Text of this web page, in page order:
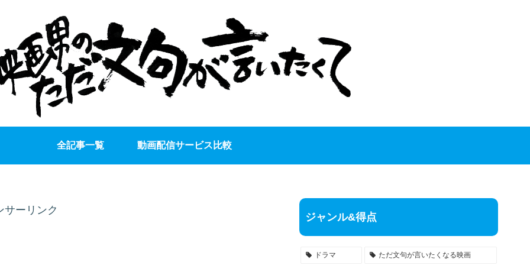
全記事一覧 動画配信サービス比較
サーリンク
ジャンル&得点
ドラマ ただ文句が言いたくなる映画